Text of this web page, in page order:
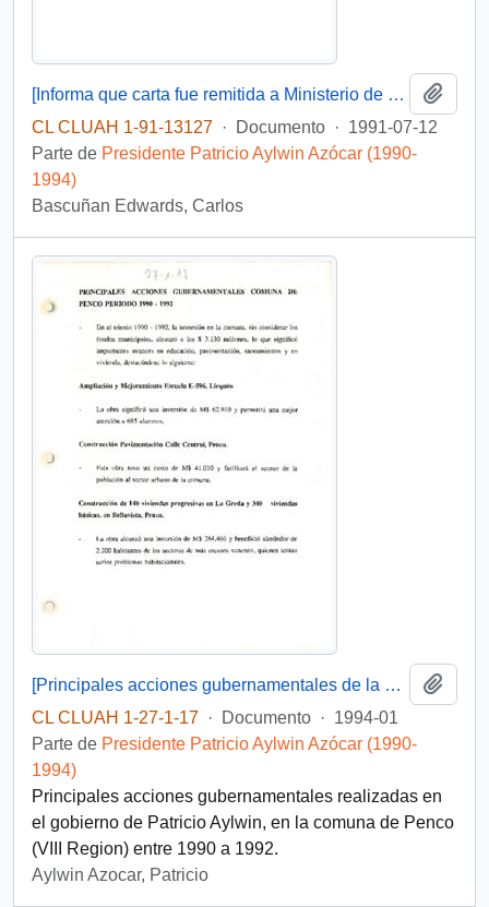
[Informa que carta fue remitida a Ministerio de Educación Pública, mediante Of. GAB. PRES. (0) 91/2438]
CL CLUAH 1-91-13127 · Documento · 1991-07-12
Parte de Presidente Patricio Aylwin Azócar (1990-
1994)
Bascuñan Edwards, Carlos
[Principales acciones gubernamentales de la comuna de Penco]
CL CLUAH 1-27-1-17 · Documento · 1994-01
Parte de Presidente Patricio Aylwin Azócar (1990-
1994)
Principales acciones gubernamentales realizadas en
el gobierno de Patricio Aylwin, en la comuna de Penco
(VIII Region) entre 1990 a 1992.
Aylwin Azocar, Patricio